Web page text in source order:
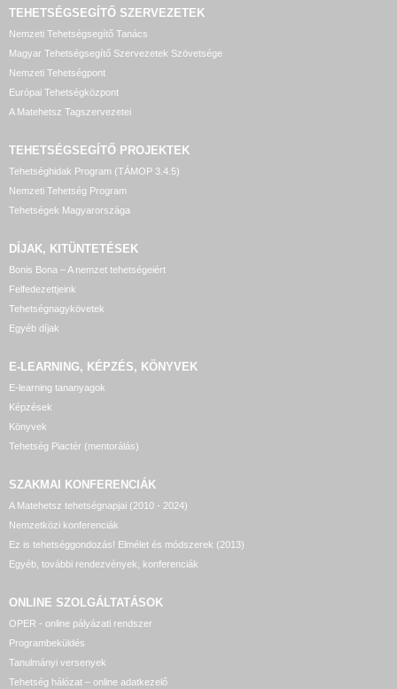
TEHETSÉGSEGÍTŐ SZERVEZETEK
Nemzeti Tehetségsegítő Tanács
Magyar Tehetségsegítő Szervezetek Szövetsége
Nemzeti Tehetségpont
Európai Tehetségközpont
A Matehetsz Tagszervezetei
TEHETSÉGSEGÍTŐ PROJEKTEK
Tehetséghidak Program (TÁMOP 3.4.5)
Nemzeti Tehetség Program
Tehetségek Magyarországa
DÍJAK, KITÜNTETÉSEK
Bonis Bona – A nemzet tehetségeiért
Felfedezettjeink
Tehetségnagykövetek
Egyéb díjak
E-LEARNING, KÉPZÉS, KÖNYVEK
E-learning tananyagok
Képzések
Könyvek
Tehetség Piactér (mentorálás)
SZAKMAI KONFERENCIÁK
A Matehetsz tehetségnapjai (2010 - 2024)
Nemzetközi konferenciák
Ez is tehetséggondozás! Elmélet és módszerek (2013)
Egyéb, további rendezvények, konferenciák
ONLINE SZOLGÁLTATÁSOK
OPER - online pályázati rendszer
Programbeküldés
Tanulmányi versenyek
Tehetség hálózat – online adatkezelő